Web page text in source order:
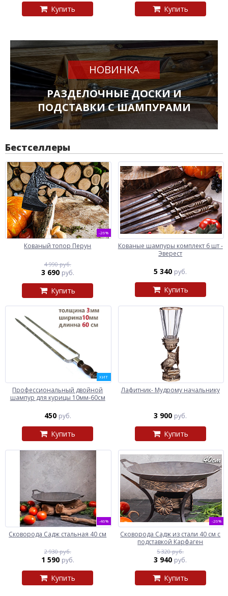
Купить Купить
НОВИНКА
РАЗДЕЛОЧНЫЕ ДОСКИ И
ПОДСТАВКИ С ШАМПУРАМИ
Бестселлеры
-26%
Кованый топор Перун
4 990 руб.
3 690 руб.
Купить
Кованые шампуры комплект 6 шт -
Эверест
5 340 руб.
Купить
ХИТ
Профессиональный двойной
шампур для курицы 10мм-60см
450 руб.
Купить
Лафитник- Мудрому начальнику
3 900 руб.
Купить
-46%
Сковорода Садж стальная 40 см
2 930 руб.
1 590 руб.
Купить
-26%
Сковорода Садж из стали 40 см с
подставкой Карфаген
5 320 руб.
3 940 руб.
Купить